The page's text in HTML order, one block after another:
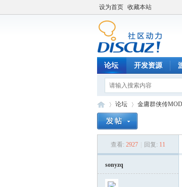
设为首页 收藏本站
论坛 开发资源
论坛
›
金庸群侠传
查看: 2927 回复: 11
sonyzq